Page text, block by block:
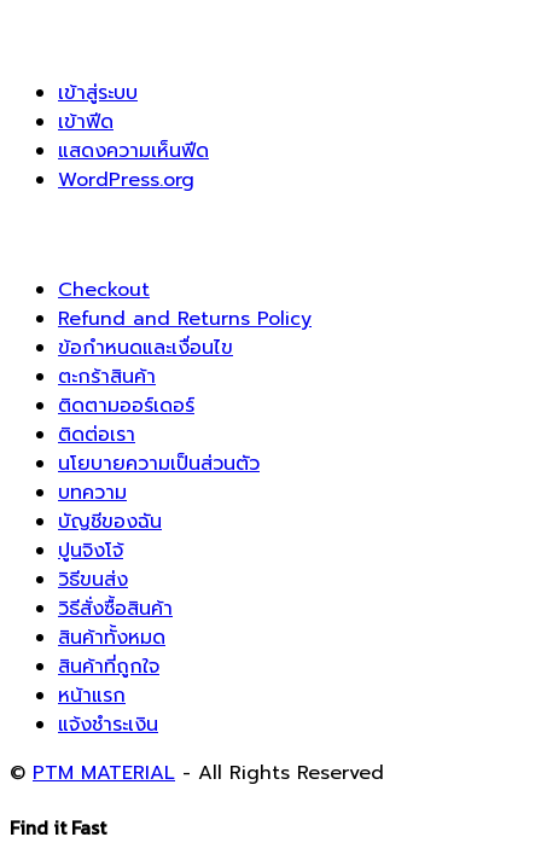
เข้าสู่ระบบ
เข้าฟีด
แสดงความเห็นฟีด
WordPress.org
Checkout
Refund and Returns Policy
ข้อกำหนดและเงื่อนไข
ตะกร้าสินค้า
ติดตามออร์เดอร์
ติดต่อเรา
นโยบายความเป็นส่วนตัว
บทความ
บัญชีของฉัน
ปูนจิงโจ้
วิธีขนส่ง
วิธีสั่งซื้อสินค้า
สินค้าทั้งหมด
สินค้าที่ถูกใจ
หน้าแรก
แจ้งชำระเงิน
© PTM MATERIAL - All Rights Reserved
Find it Fast